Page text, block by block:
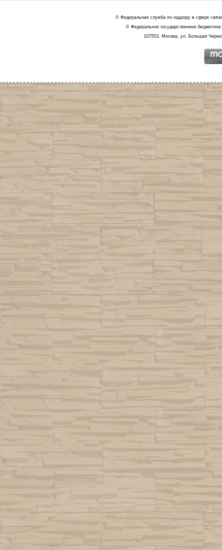
© Федеральная служба по надзору в сфере
© Федеральное государственное
107553, Москва, ул. Большая